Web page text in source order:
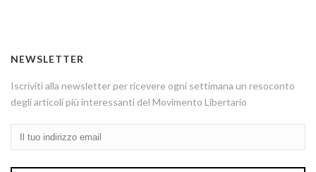
NEWSLETTER
Iscriviti alla newsletter per ricevere ogni settimana un resoconto
degli articoli più interessanti del Movimento Libertario